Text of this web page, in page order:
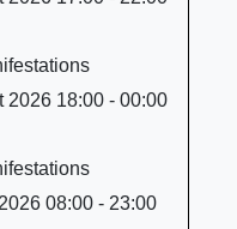
2026 18:00 - 00:00
08:00 - 23:00